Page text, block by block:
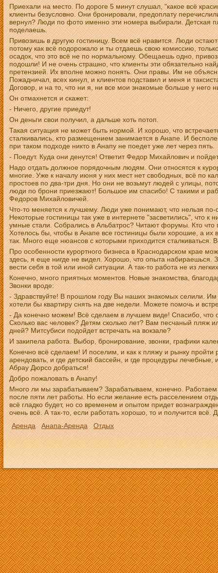
Приехали на место. По дороге 5 минут слушал, "какое всё
клиенты безусловно. Они бронировали, предоплату
вернул? Люди по фото именно эти номера выбирали. Детская
поделаешь.
Привозишь в другую гостиницу. Всем всё нравится. Люди
потому как всё подорожало и ты отдаешь свою комиссию,
осадок, что это всё не по нормальному. Обещаешь одно,
подошли! И не очень страшно, что клиенты эти обязательно
претензией. Их вполне можно понять. Они правы. Им не
Пожадничал, всех кинул, и клиентов подставил и меня и
Договор, и на то, что ни я, ни все мои знакомые больше у него
Он отмахнется и скажет:
- Ничего, другие приедут!
Он деньги свои получил, а дальше хоть потоп.
Такая ситуация не может быть нормой. И хорошо, что
сталкивались, кто размещением занимается в Анапе. И
при таком подходе никто в Анапу не поедет уже лет через пять.
- Поедут. Куда они денутся! Ответит Федор Михайлович и
Надо отдать должное порядочным людям. Они относятся к
многие. Уже к началу июня у них мест нет свободных, всё по
простоев по два-три дня. Но они не возьмут людей с улицы,
люди по брони приезжают! Большое им спасибо! С такими и
Федоров Михайловичей.
Что-то меняется к лучшему. Люди уже понимают, что нельзя по-
Некоторые гостиницы так уже в интернете "засветились", что к
умные стали. Собрались в Альбатрос? Читают форумы. Кто что
Хотелось бы, чтобы в Анапе все гостиницы были хорошие, а
так. Много еще нюансов с которыми приходится сталкиваться.
Про особенности курортного бизнеса в Краснодарском крае
здесь, я еще нигде не видел. Хорошо, что опыта набираешься.
вести себя в той или иной ситуации. А так-то работа не из
Конечно, много приятных моментов. Новые знакомства,
Звонки вроде:
- Здравствуйте! В прошлом году Вы наших знакомых селили.
хотели бы квартиру снять на две недели. Можете помочь и
- Да конечно можем! Всё сделаем в лучшем виде! Спасибо, что
Сколько вас человек? Детям сколько лет? Вам песчаный пляж
дней? Митсубиси подойдет встречать на вокзале?
И закипела работа. Выбор, бронирование, звонки, графики
Конечно всё сделаем! И поселим, и как к пляжу и рынку пройти
арендовать, и где детский бассейн, и где процедуры
Абрау Дюрсо добраться!
Добро пожаловать в Анапу!
Много ли мы зарабатываем? Зарабатываем, конечно. Работаем
после пяти лет работы. Но если желание есть расселением
всё гладко будет, но со временем и опытом придет
очень всё. А так-то, если работать хорошо, то и получится всё.
Аренда
Анапа-Аренда Отдых